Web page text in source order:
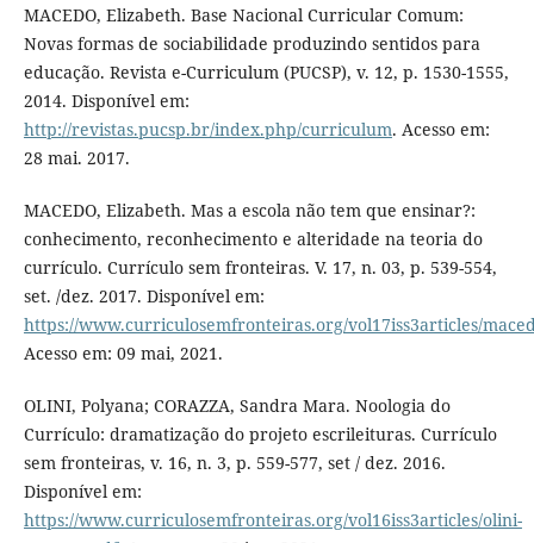
MACEDO, Elizabeth. Base Nacional Curricular Comum:
Novas formas de sociabilidade produzindo sentidos para
educação. Revista e-Curriculum (PUCSP), v. 12, p. 1530-1555,
2014. Disponível em:
http://revistas.pucsp.br/index.php/curriculum. Acesso em:
28 mai. 2017.
MACEDO, Elizabeth. Mas a escola não tem que ensinar?:
conhecimento, reconhecimento e alteridade na teoria do
currículo. Currículo sem fronteiras. V. 17, n. 03, p. 539-554,
set. /dez. 2017. Disponível em:
https://www.curriculosemfronteiras.org/vol17iss3articles/
Acesso em: 09 mai, 2021.
OLINI, Polyana; CORAZZA, Sandra Mara. Noologia do
Currículo: dramatização do projeto escrileituras. Currículo
sem fronteiras, v. 16, n. 3, p. 559-577, set / dez. 2016.
Disponível em:
https://www.curriculosemfronteiras.org/vol16iss3articles/olini-